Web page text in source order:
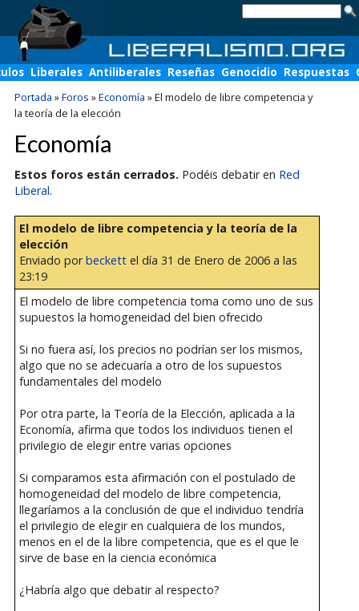
Liberales Antiliberales Reseñas Genocidio Respuestas
Portada »Foros »Economía »El modelo de libre competencia y
la teoría de la elección
Economía
Estos foros están cerrados. Podéis debatir en Red
Liberal.
El modelo de libre competencia y la teoría de la
elección
Enviado porbeckettel día 31 de Enero de 2006 a las
23:19
El modelo de libre competencia toma como uno de sus
supuestos la homogeneidad del bien ofrecido
Si no fuera así, los precios no podrían ser los mismos,
algo que no se adecuaría a otro de los supuestos
fundamentales del modelo
Por otra parte, la Teoría de la Elección, aplicada a la
Economía, afirma que todos los individuos tienen el
privilegio de elegir entre varias opciones
Si comparamos esta afirmación con el postulado de
homogeneidad del modelo de libre competencia,
llegaríamos a la conclusión de que el individuo tendría
el privilegio de elegir en cualquiera de los mundos,
menos en el de la libre competencia, que es el que le
sirve de base en la ciencia económica
¿Habría algo que debatir al respecto?